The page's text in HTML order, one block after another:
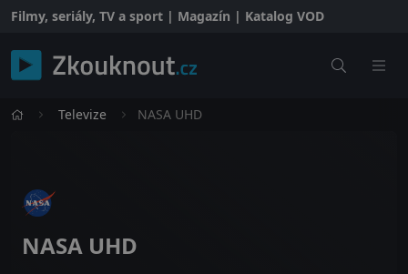
Filmy, seriály, TV a sport | Magazín | Katalog VOD
Televize NASA UHD
NASA UHD